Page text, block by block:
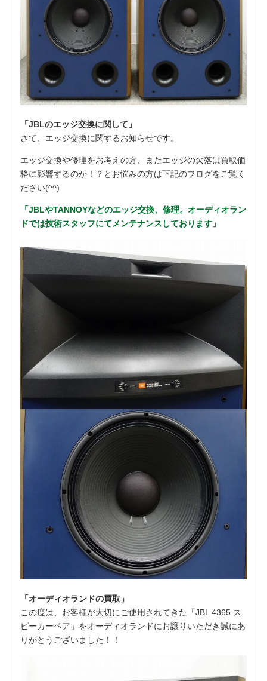
「JBLのエッジ交換に関して」
さて、エッジ交換に関するお知らせです。
エッジ交換や修理をお考えの方、またエッジの欠落は買取価
格に影響するのか！？とお悩みの方は下記のブログをご覧く
ださい(^^)
「JBLやTANNOYなどのエッジ交換、修理。オーディオラン
ドでは技術スタッフにてメンテナンスしております」
「オーディオランドの買取」
この度は、お客様が大切にご使用されてきた「JBL 4365 ス
ピーカーペア」をオーディオランドにお譲りいただき誠にあ
りがとうございました！！